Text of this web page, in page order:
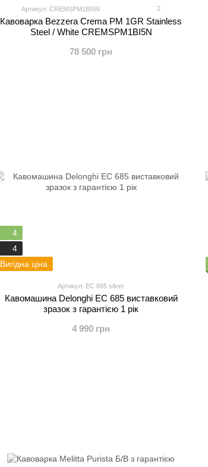
Артикул: CREMSPM1BI5N 2
Кавоварка Bezzera Crema PM 1GR Stainless
Steel / White CREMSPM1BI5N
78 500 грн
4
4
Вигідна ціна
Артикул: EC 685 silver
Кавомашина Delonghi EC 685 виставковий
зразок з гарантією 1 рік
4 990 грн